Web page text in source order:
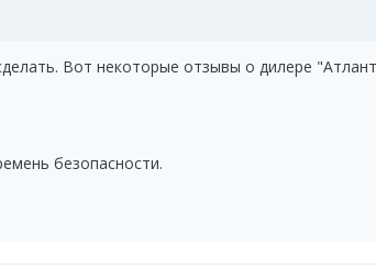
Вот некоторые отзывы о дилере
безопасности.